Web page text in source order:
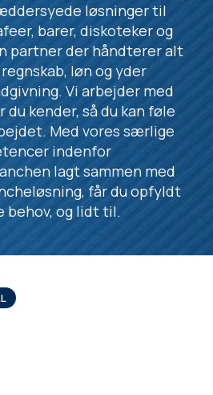
løsninger til
barer, diskoteker og
partner der håndterer alt
løn og yder
Vi arbejder med
kender, så du kan føle
Med vores særlige
indenfor
lagt sammen med
får du opfyldt
behov, og lidt til.